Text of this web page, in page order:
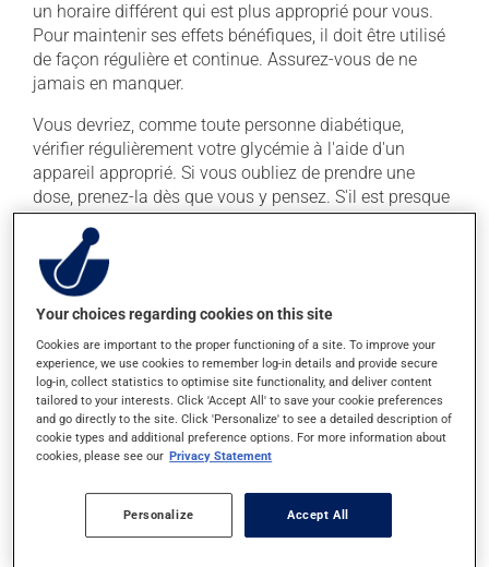
un horaire différent qui est plus approprié pour vous.
Pour maintenir ses effets bénéfiques, il doit être utilisé
de façon régulière et continue. Assurez-vous de ne
jamais en manquer.
Vous devriez, comme toute personne diabétique,
vérifier régulièrement votre glycémie à l'aide d'un
appareil approprié. Si vous oubliez de prendre une
dose, prenez-la dès que vous y pensez. S'il est presque
l'heure de votre dose suivante, laissez simplement
tomber la dose oubliée. Ne doublez pas la dose
suivante pour tenter de vous rattraper.
Ce médicament peut être pris avec ou sans nourriture,
sans égard aux repas ou aux collations.
Effets indésirables
En plus de ses effets recherchés, ce produit peut à
l'occasion entraîner certains effets indésirables (effets
il peut causer des maux de tête;
Your choices regarding cookies on this site
Cookies are important to the proper functioning of a site. To improve your
experience, we use cookies to remember log-in details and provide secure
log-in, collect statistics to optimise site functionality, and deliver content
tailored to your interests. Click 'Accept All' to save your cookie preferences
and go directly to the site. Click 'Personalize' to see a detailed description of
cookie types and additional preference options. For more information about
cookies, please see our Privacy Statement
Personalize Accept All